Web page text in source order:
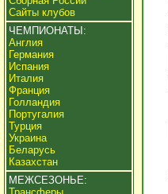
Сайты клубов
ЧЕМПИОНАТЫ:
Англия
Германия
Испания
Италия
Франция
Голландия
Португалия
Турция
Украина
Беларусь
Казахстан
МЕЖСЕЗОНЬЕ: